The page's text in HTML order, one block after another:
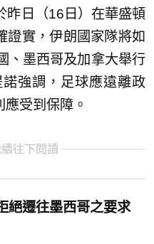
昨日（16日）在華盛頓
證實，伊朗國家隊將如
、墨西哥及加拿大舉行
強調，足球應遠離政
受到保障。
往下閱讀
遷往墨西哥之要求